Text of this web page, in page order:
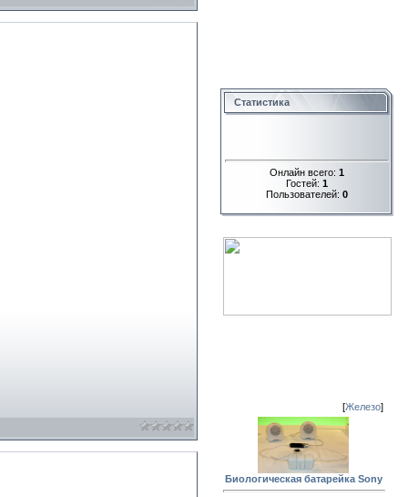
Статистика
Онлайн всего: 1
Гостей: 1
Пользователей: 0
[Железо]
Биологическая батарейка Sony